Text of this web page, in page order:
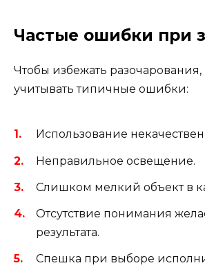
Частые ошибки при
Чтобы избежать разочарования,
учитывать типичные ошибки:
Использование
Неправильное освещение.
Слишком мелкий объект в
Отсутствие понимания
результата.
Спешка при выборе